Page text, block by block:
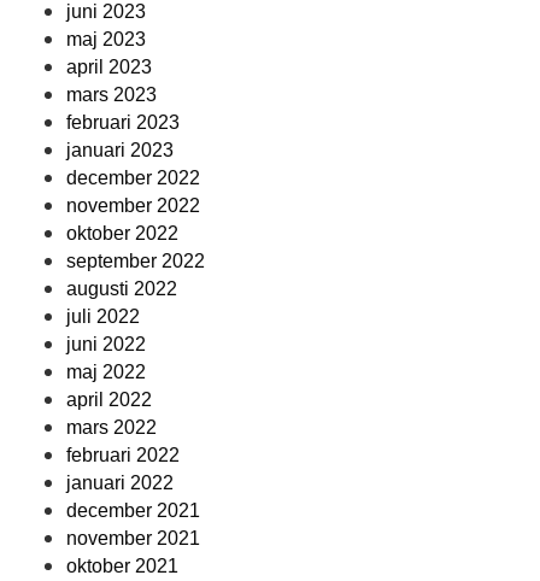
juni 2023
maj 2023
april 2023
mars 2023
februari 2023
januari 2023
december 2022
november 2022
oktober 2022
september 2022
augusti 2022
juli 2022
juni 2022
maj 2022
april 2022
mars 2022
februari 2022
januari 2022
december 2021
november 2021
oktober 2021